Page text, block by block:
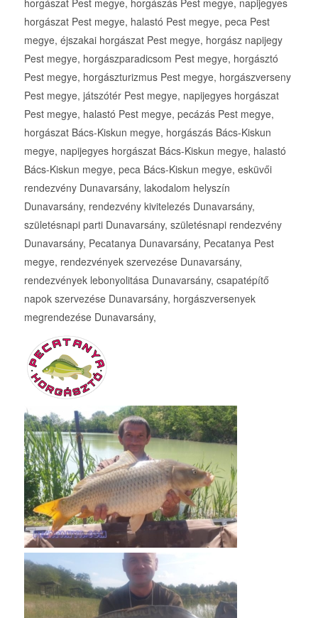
horgászat Pest megye, horgászás Pest megye, napijegyes
horgászat Pest megye, halastó Pest megye, peca Pest
megye, éjszakai horgászat Pest megye, horgász napijegy
Pest megye, horgászparadicsom Pest megye, horgásztó
Pest megye, horgászturizmus Pest megye, horgászverseny
Pest megye, játszótér Pest megye, napijegyes horgászat
Pest megye, halastó Pest megye, pecázás Pest megye,
horgászat Bács-Kiskun megye, horgászás Bács-Kiskun
megye, napijegyes horgászat Bács-Kiskun megye, halastó
Bács-Kiskun megye, peca Bács-Kiskun megye, esküvői
rendezvény Dunavarsány, lakodalom helyszín
Dunavarsány, rendezvény kivitelezés Dunavarsány,
születésnapi parti Dunavarsány, születésnapi rendezvény
Dunavarsány, Pecatanya Dunavarsány, Pecatanya Pest
megye, rendezvények szervezése Dunavarsány,
rendezvények lebonyolitása Dunavarsány, csapatépítő
napok szervezése Dunavarsány, horgászversenyek
megrendezése Dunavarsány,